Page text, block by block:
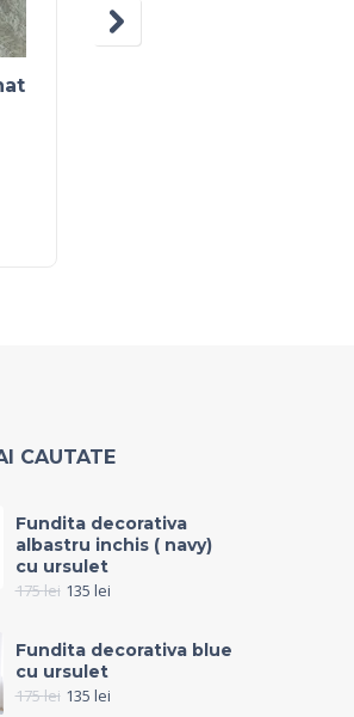
CAUTATE
Fundita decorativa
albastru inchis ( navy)
cu ursulet
175lei 135 lei
Fundita decorativa blue
cu ursulet
175lei 135 lei